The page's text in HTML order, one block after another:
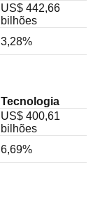
US$ 442,66
bilhões
3,28%
Tecnologia
US$ 400,61
bilhões
6,69%